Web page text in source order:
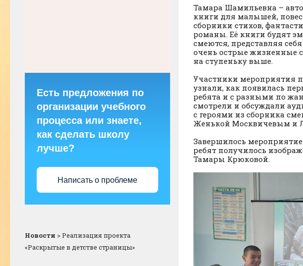
Тамара Шамильевна –
книги для малышей,
сборники стихов,
романы. Её книги будят
смеются, представляя
очень острые жизненные
на ступеньку выше.
Участники мероприятия
узнали, как появилась
ребята и с разными по
смотрели и обсуждали
с героями из сборника
Женькой Москвичевым и
Завершилось
ребят получилось
Тамары Крюковой.
Есть предложения по
организации учебного
процесса или знаете,
как сделать школу
лучше?
Написать о проблеме
Новости >Реализация проекта
«Раскрытые в детстве страницы»